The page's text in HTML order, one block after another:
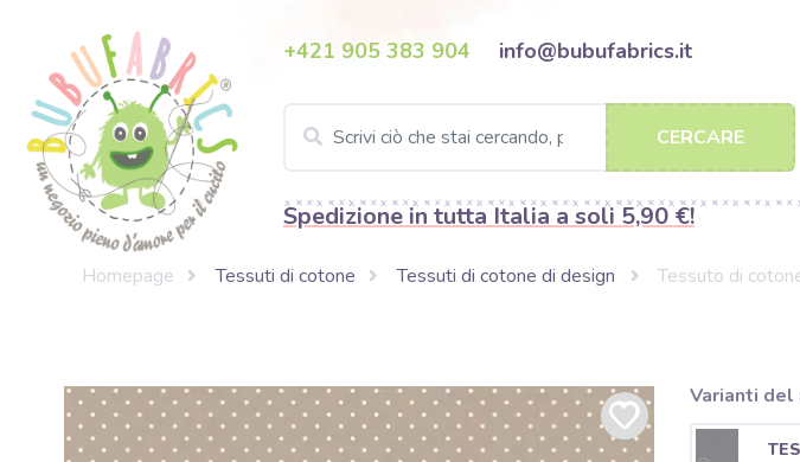
+421 905 383 904 info@bubufabrics.it
CERCARE
Spedizione in tutta Italia a soli 5,90 €!
Homepage Tessuti di cotone Tessuti di cotone di design Tessuto di
Varianti